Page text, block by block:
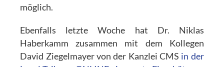
möglich.
Ebenfalls letzte Woche hat Dr. Niklas
Haberkamm zusammen mit dem Kollegen
David Ziegelmayer von der Kanzlei CMS in der